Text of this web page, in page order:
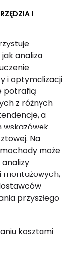
I
analiza
i optymalizacji
potrafią
z różnych
a
wskazówek
Na
może
montażowych,
przyszłego
kosztami